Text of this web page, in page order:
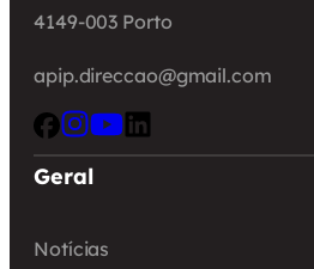
4149-003 Porto
apip.direccao@gmail.com
Geral
Notícias